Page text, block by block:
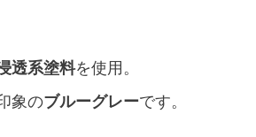
透系塗料を使用。
象のブルーグレーです。